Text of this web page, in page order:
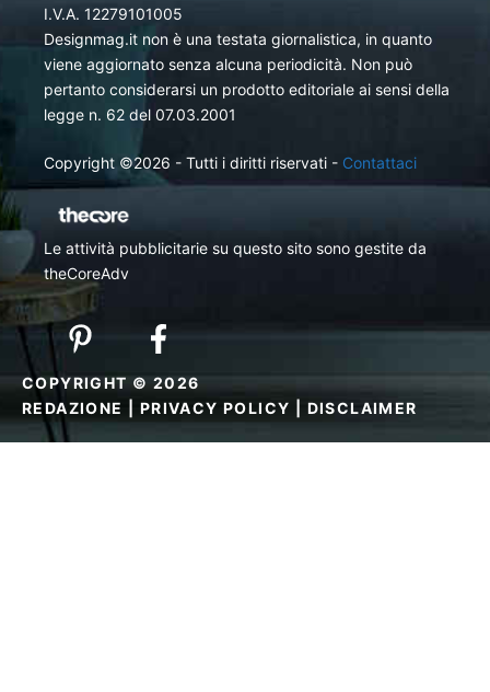
I.V.A. 12279101005
Designmag.it non è una testata giornalistica, in quanto
viene aggiornato senza alcuna periodicità. Non può
pertanto considerarsi un prodotto editoriale ai sensi della
legge n. 62 del 07.03.2001
Copyright ©2026 - Tutti i diritti riservati - Contattaci
Le attività pubblicitarie su questo sito sono gestite da
theCoreAdv
COPYRIGHT © 2026
REDAZIONE
PRIVACY POLICY DISCLAIMER